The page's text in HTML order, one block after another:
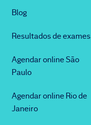
Blog
Resultados de exames
Agendar online São
Paulo
Agendar online Rio de
Janeiro